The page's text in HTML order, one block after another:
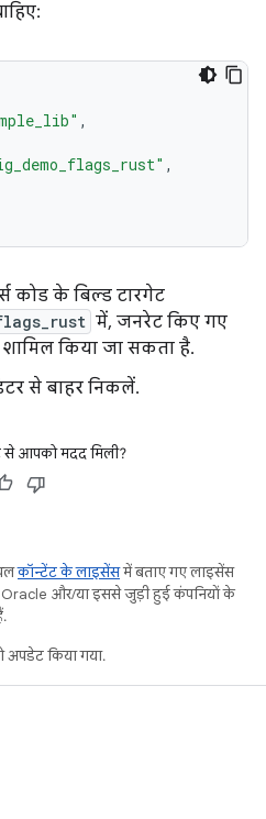
,
,
कोड के बिल्ड टारगेट
में, जनरेट किए गए
किया जा सकता है.
से बाहर निकलें.
से आपको मदद मिली?
कॉन्टेंट के लाइसेंसमें बताए गए लाइसेंस
और/या इससे जुड़ी हुई कंपनियों के
अपडेट किया गया.